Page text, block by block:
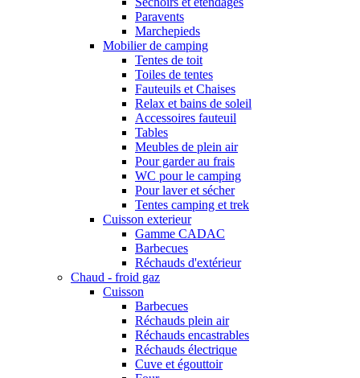
Paravents
Marchepieds
Mobilier de camping
Tentes de toit
Toiles de tentes
Fauteuils et Chaises
Relax et bains de soleil
Accessoires fauteuil
Tables
Meubles de plein air
Pour garder au frais
WC pour le camping
Pour laver et sécher
Tentes camping et trek
Cuisson exterieur
Gamme CADAC
Barbecues
Réchauds d'extérieur
Chaud - froid gaz
Cuisson
Barbecues
Réchauds plein air
Réchauds encastrables
Réchauds électrique
Cuve et égouttoir